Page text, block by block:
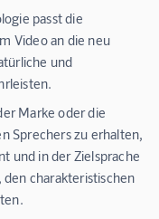
passt die
Video an die neu
und
Marke oder die
Sprechers zu erhalten,
und in der Zielsprache
charakteristischen